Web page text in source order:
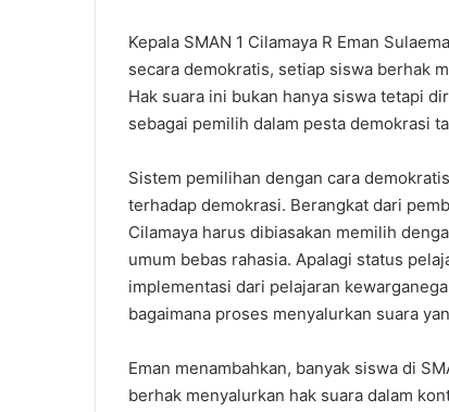
Kepala SMAN 1 Cilamaya R Eman
secara demokratis, setiap siswa berhak
Hak suara ini bukan hanya siswa tetapi
sebagai pemilih dalam pesta demokrasi
Sistem pemilihan dengan cara
terhadap demokrasi. Berangkat dari
Cilamaya harus dibiasakan memilih
umum bebas rahasia. Apalagi status
implementasi dari pelajaran
bagaimana proses menyalurkan suara
Eman menambahkan, banyak siswa di
berhak menyalurkan hak suara dalam